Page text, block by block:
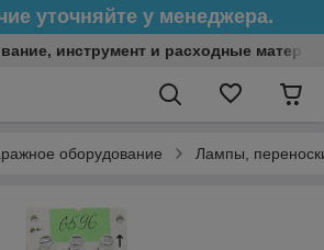
уточняйте у менеджера.
инструмент и расходные
оборудование Лампы,